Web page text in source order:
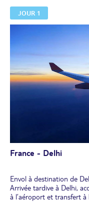
JOUR 1
France - Delhi
Envol à destination de
Arrivée tardive à Delhi,
à l’aéroport et transfert